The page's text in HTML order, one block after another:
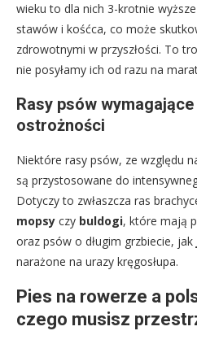
wieku to dla nich 3-krotnie
stawów i kośćca, co może
zdrowotnymi w przyszłości. To
nie posyłamy ich od razu na
Rasy psów
ostrożności
Niektóre rasy psów, ze względu
są przystosowane do
Dotyczy to zwłaszcza ras
mopsy czy buldogi, które mają
oraz psów o długim grzbiecie, jak
narażone na urazy kręgosłupa.
Pies na rowerze a
czego musisz